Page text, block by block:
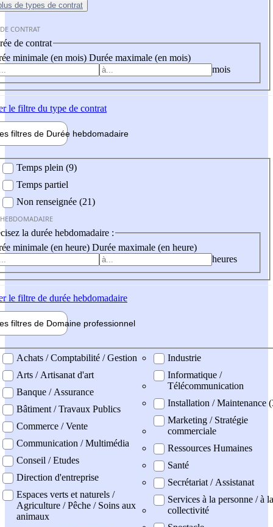
de types de contrat
CONTRAT
de contrat
minimale (en mois) Durée maximale (en mois)
mois
le filtre du type de contrat
filtres de Durée hebdomadaire
Temps plein (9)
Temps partiel
Non renseignée (21)
la durée hebdomadaire :
minimale (en heure) Durée maximale (en heure)
heures
le filtre de durée hebdomadaire
filtres de Domaine professionnel
professionel
Achats / Comptabilité / Gestion
Arts / Artisanat d'art
Banque / Assurance
Bâtiment / Travaux Publics
Commerce / Vente
Communication / Multimédia
Conseil / Etudes
Direction d'entreprise
Espaces verts et naturels /
Agriculture / Pêche / Soins aux
animaux
Industrie
Informatique /
Télécommunication
Installation / Maintenance
Marketing / Stratégie
commerciale
Ressources Humaines
Santé
Secrétariat / Assistanat
Services à la personne / à la
collectivité